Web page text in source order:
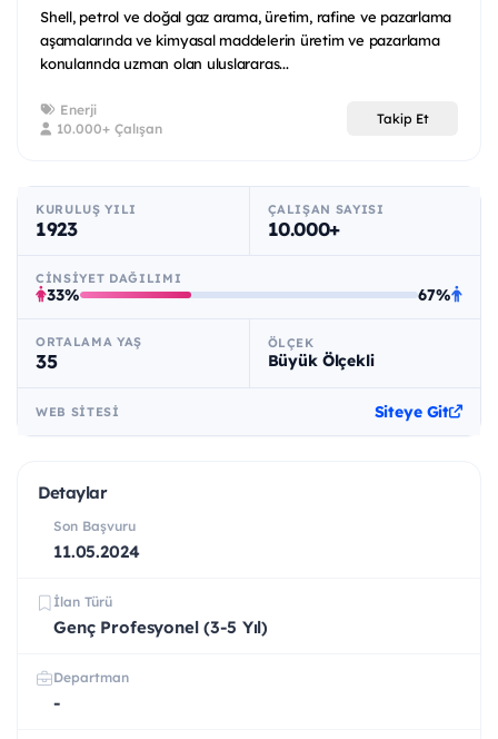
Shell, petrol ve doğal gaz arama, üretim, rafine ve pazarlama
aşamalarında ve kimyasal maddelerin üretim ve pazarlama
konularında uzman olan uluslararas...
Enerji
10.000+ Çalışan
Takip Et
KURULUŞ YILI
1923
ÇALIŞAN SAYISI
10.000+
CINSIYET DAĞILIMI
33% 67%
ORTALAMA YAŞ
35
ÖLÇEK
Büyük Ölçekli
WEB SITESI Siteye Git
Detaylar
Son Başvuru
11.05.2024
İlan Türü
Genç Profesyonel (3-5 Yıl)
Departman
-